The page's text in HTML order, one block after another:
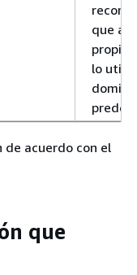
que
propio
lo
acuerdo con el
que